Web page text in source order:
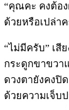
“คุณคะ คงต้อ
ด้วยหรือเปล่าค
“ไม่มีครับ” เสี
กระดูกขาขวา
ดวงตายังคง
ด้วยความเจ็บ